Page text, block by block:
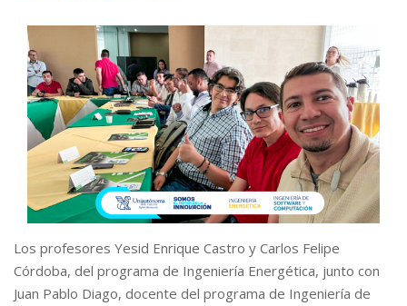
Los profesores Yesid Enrique Castro y Carlos Felipe
Córdoba, del programa de Ingeniería Energética, junto con
Juan Pablo Diago, docente del programa de Ingeniería de